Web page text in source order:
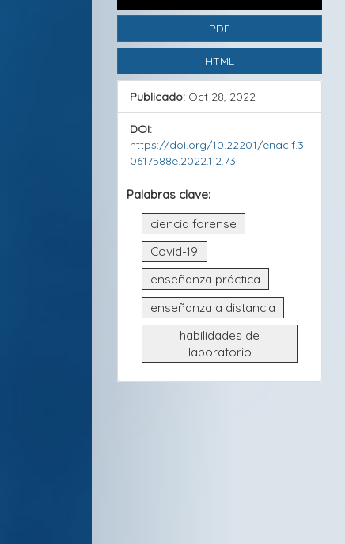
a
l
d
l
r
PDF
HTML
Publicado: Oct 28, 2022
DOI:
https://doi.org/10.22201/enacif.3
0617588e.2022.1.2.73
Palabras clave:
ciencia forense
Covid-19
enseñanza práctica
enseñanza a distancia
habilidades de
laboratorio